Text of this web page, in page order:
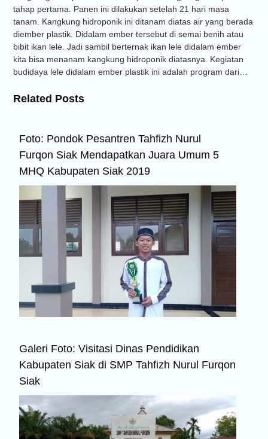
tahap pertama. Panen ini dilakukan setelah 21 hari masa
tanam. Kangkung hidroponik ini ditanam diatas air yang berada
diember plastik. Didalam ember tersebut di semai benih atau
bibit ikan lele. Jadi sambil berternak ikan lele didalam ember
kita bisa menanam kangkung hidroponik diatasnya. Kegiatan
budidaya lele didalam ember plastik ini adalah program dari…
Related Posts
Foto: Pondok Pesantren Tahfizh Nurul
Furqon Siak Mendapatkan Juara Umum 5
MHQ Kabupaten Siak 2019
Galeri Foto: Visitasi Dinas Pendidikan
Kabupaten Siak di SMP Tahfizh Nurul Furqon
Siak